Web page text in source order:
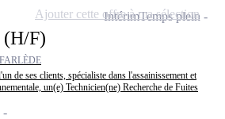
F)
de ses clients, spécialiste dans l'assainissement et
un(e) Technicien(ne) Recherche de Fuites
IntérimTemps plein
Ajouter cette offre à ma sélection